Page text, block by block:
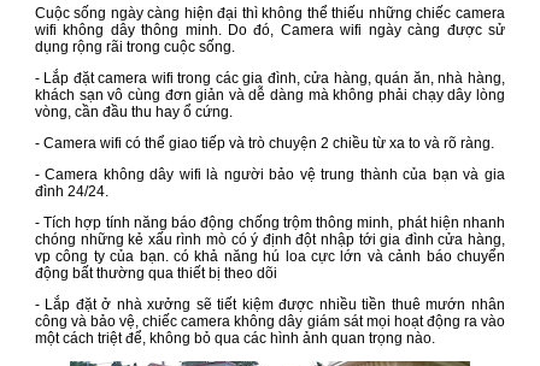
Cuộc sống ngày càng hiện đại thì không thể thiếu những chiếc camera
wifi không dây thông minh. Do đó, Camera wifi ngày càng được sử
dụng rộng rãi trong cuộc sống.
- Lắp đặt camera wifi trong các gia đình, cửa hàng, quán ăn, nhà hàng,
khách sạn vô cùng đơn giản và dễ dàng mà không phải chạy dây lòng
vòng, cần đầu thu hay ổ cứng.
- Camera wifi có thể giao tiếp và trò chuyện 2 chiều từ xa to và rõ ràng.
- Camera không dây wifi là người bảo vệ trung thành của bạn và gia
đình 24/24.
- Tích hợp tính năng báo động chống trộm thông minh, phát hiện nhanh
chóng những kẻ xấu rình mò có ý định đột nhập tới gia đình cửa hàng,
vp công ty của bạn. có khả năng hú loa cực lớn và cảnh báo chuyển
động bất thường qua thiết bị theo dõi
- Lắp đặt ở nhà xưởng sẽ tiết kiệm được nhiều tiền thuê mướn nhân
công và bảo vệ, chiếc camera không dây giám sát mọi hoạt động ra vào
một cách triệt để, không bỏ qua các hình ảnh quan trọng nào.